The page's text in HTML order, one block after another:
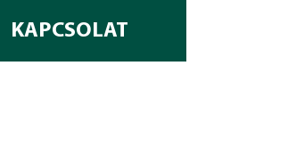
KAPCSOLAT